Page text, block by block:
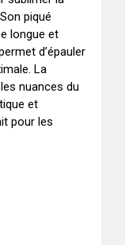
piqué
longue et
d’épauler
La
nuances du
et
pour les